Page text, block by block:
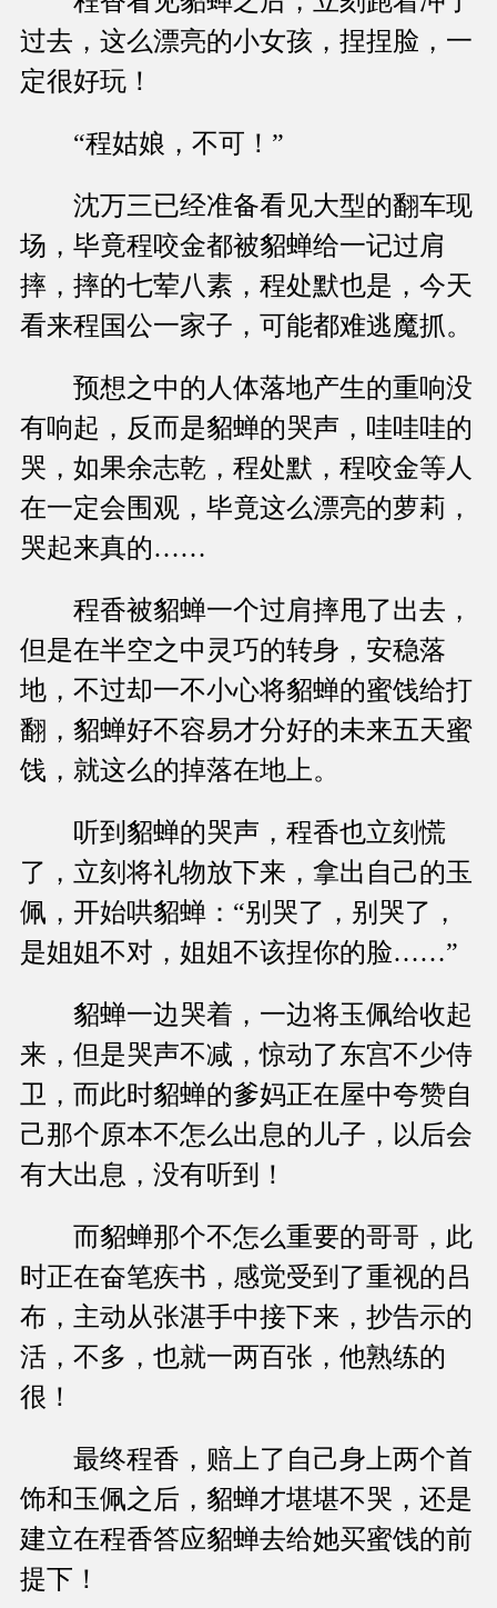
过去，这么漂亮的小女孩，捏捏脸，一
定很好玩！
“程姑娘，不可！”
沈万三已经准备看见大型的翻车现
场，毕竟程咬金都被貂蝉给一记过肩
摔，摔的七荤八素，程处默也是，今天
看来程国公一家子，可能都难逃魔抓。
预想之中的人体落地产生的重响没
有响起，反而是貂蝉的哭声，哇哇哇的
哭，如果余志乾，程处默，程咬金等人
在一定会围观，毕竟这么漂亮的萝莉，
哭起来真的……
程香被貂蝉一个过肩摔甩了出去，
但是在半空之中灵巧的转身，安稳落
地，不过却一不小心将貂蝉的蜜饯给打
翻，貂蝉好不容易才分好的未来五天蜜
饯，就这么的掉落在地上。
听到貂蝉的哭声，程香也立刻慌
了，立刻将礼物放下来，拿出自己的玉
佩，开始哄貂蝉：“别哭了，别哭了，
是姐姐不对，姐姐不该捏你的脸……”
貂蝉一边哭着，一边将玉佩给收起
来，但是哭声不减，惊动了东宫不少侍
卫，而此时貂蝉的爹妈正在屋中夸赞自
己那个原本不怎么出息的儿子，以后会
有大出息，没有听到！
而貂蝉那个不怎么重要的哥哥，此
时正在奋笔疾书，感觉受到了重视的吕
布，主动从张湛手中接下来，抄告示的
活，不多，也就一两百张，他熟练的
很！
最终程香，赔上了自己身上两个首
饰和玉佩之后，貂蝉才堪堪不哭，还是
建立在程香答应貂蝉去给她买蜜饯的前
提下！